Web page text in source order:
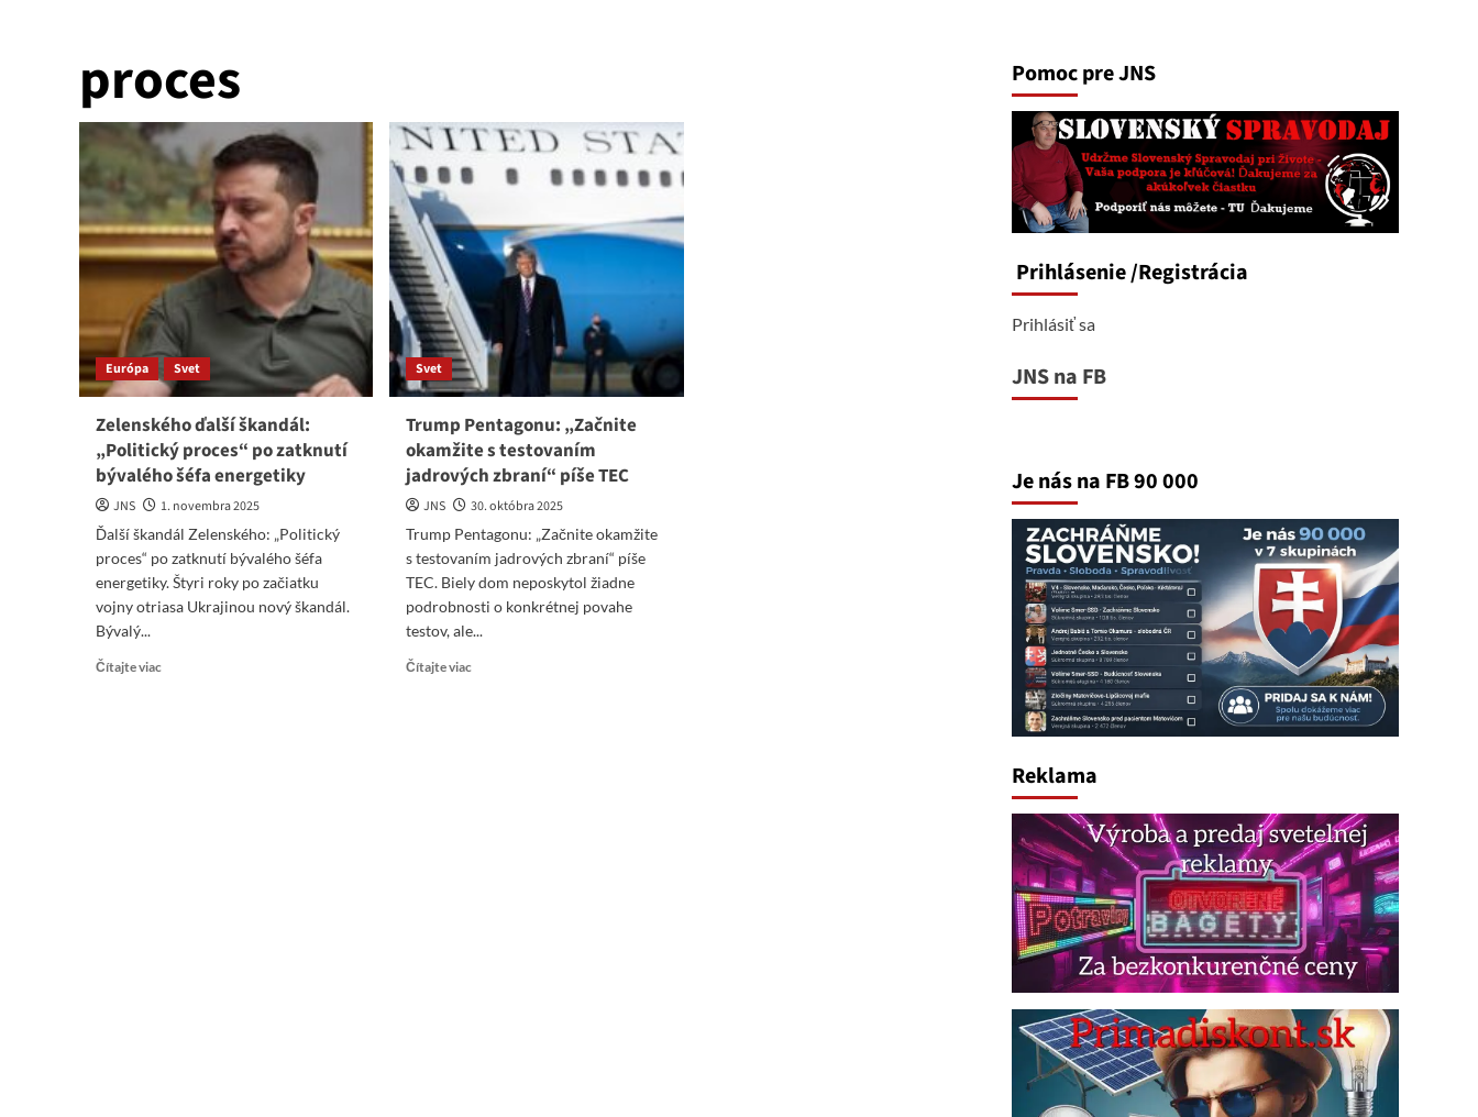
proces
Európa Svet
Zelenského ďalší škandál:
„Politický proces“ po zatknutí
bývalého šéfa energetiky
JNS
1. novembra 2025
Ďalší škandál Zelenského: „Politický
proces“ po zatknutí bývalého šéfa
energetiky. Štyri roky po začiatku
vojny otriasa Ukrajinou nový škandál.
Bývalý...
Čítajte viac
Svet
Trump Pentagonu: „Začnite
okamžite s testovaním
jadrových zbraní“ píše TEC
JNS
30. októbra 2025
Trump Pentagonu: „Začnite okamžite
s testovaním jadrových zbraní“ píše
TEC. Biely dom neposkytol žiadne
podrobnosti o konkrétnej povahe
testov, ale...
Čítajte viac
Pomoc pre JNS
Prihlásenie/Registrácia
Prihlásiť sa
JNS na FB
Je nás na FB 90 000
Reklama